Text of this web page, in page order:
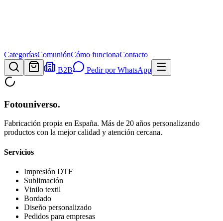
CategoríasComuniónCómo funcionaContacto
B2B
Pedir por WhatsApp
Fotouniverso.
Fabricación propia en España. Más de 20 años personalizando
productos con la mejor calidad y atención cercana.
Servicios
Impresión DTF
Sublimación
Vinilo textil
Bordado
Diseño personalizado
Pedidos para empresas